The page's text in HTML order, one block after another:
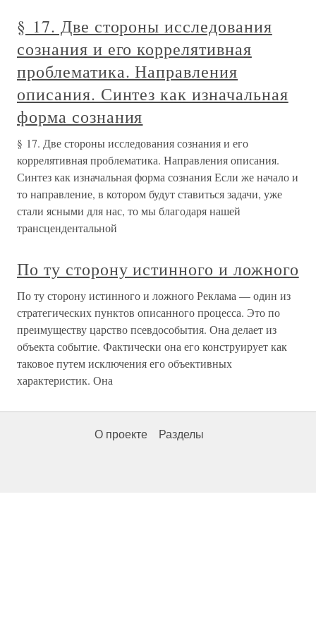
§ 17. Две стороны исследования
сознания и его коррелятивная
проблематика. Направления
описания. Синтез как изначальная
форма сознания
§ 17. Две стороны исследования сознания и его
коррелятивная проблематика. Направления описания.
Синтез как изначальная форма сознания Если же начало и
то направление, в котором будут ставиться задачи, уже
стали ясными для нас, то мы благодаря нашей
трансцендентальной
По ту сторону истинного и ложного
По ту сторону истинного и ложного Реклама — один из
стратегических пунктов описанного процесса. Это по
преимуществу царство псевдособытия. Она делает из
объекта событие. Фактически она его конструирует как
таковое путем исключения его объективных
характеристик. Она
О проекте Разделы